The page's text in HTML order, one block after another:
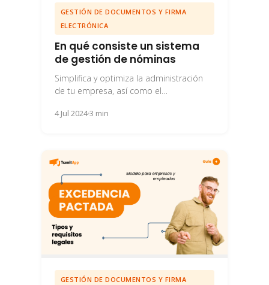
GESTIÓN DE DOCUMENTOS Y FIRMA
ELECTRÓNICA
En qué consiste un sistema
de gestión de nóminas
Simplifica y optimiza la administración
de tu empresa, así como el
sistema de gestión de...
4 Jul 20243 min
GESTIÓN DE DOCUMENTOS Y FIRMA